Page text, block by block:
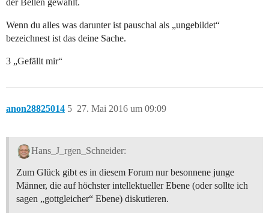
Wenn du alles was darunter ist pauschal als „ungebildet“
bezeichnest ist das deine Sache.
3 „Gefällt mir“
anon28825014 27. Mai 2016 um 09:09
5
Hans_J_rgen_Schneider:
Zum Glück gibt es in diesem Forum nur besonnene junge
Männer, die auf höchster intellektueller Ebene (oder sollte ich
sagen „gottgleicher“ Ebene) diskutieren.